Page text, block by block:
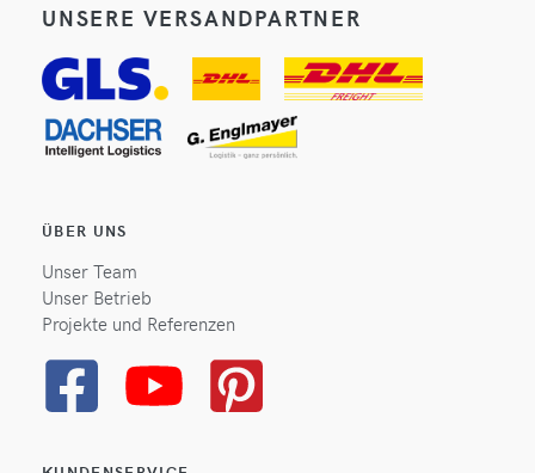
UNSERE VERSANDPARTNER
ÜBER UNS
Unser Team
Unser Betrieb
Projekte und Referenzen